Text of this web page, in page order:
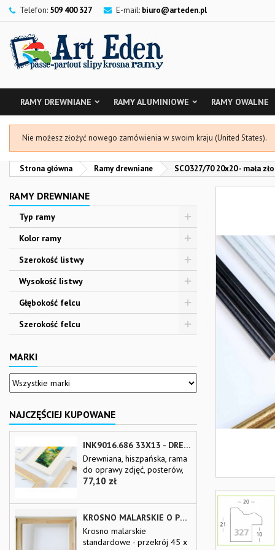
Telefon: 509 400 327 E-mail: biuro@arteden.pl
RAMY DREWNIANE RAMY ALUMINIOWE RAMY OWALNE
Nie możesz złożyć nowego zamówienia w swoim kraju (United States).
Strona główna Ramy drewniane SCO327/70 20x20 - mała
RAMY DREWNIANE
Typ ramy
Kolor ramy
Szerokość listwy
Wysokość listwy
Głębokość felcu
Szerokość felcu
MARKI
NAJCZĘŚCIEJ KUPOWANE
INK9016.686 33X13 - DREWNIANA BEŻOWA RAMA - WKŁADKA DO OBRAZÓW I LUSTER
Drewniana, hiszpańska, rama
do oprawy zdjęć, posterów,
plakatów, reprodukcji i luster
passepart-out UWAGI:
Dostawa kurierska gotowej
170x100 cm jest utrudniona.
Zapytaj sprzedawcę Dostawa
Cena
77,10 zł
KROSNO MALARSKIE O PRZEKROJU 45 X 20 MM
Krosno malarskie
standardowe - przekrój 45 x